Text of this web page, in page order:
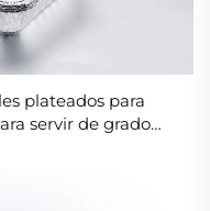
plateados para
servir de grado